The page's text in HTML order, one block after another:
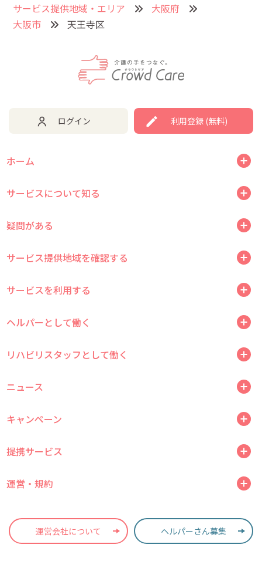
サービス提供地域・エリア
大阪府
大阪市
天王寺区
ログイン 利用登録 (無料)
ホーム
サービスについて知る
疑問がある
サービス提供地域を確認する
サービスを利用する
ヘルパーとして働く
リハビリスタッフとして働く
ニュース
キャンペーン
提携サービス
運営・規約
運営会社について ヘルパーさん募集